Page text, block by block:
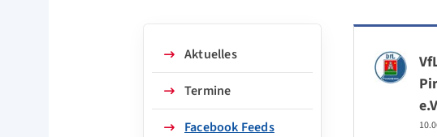
Aktuelles
Termine
Facebook Feeds